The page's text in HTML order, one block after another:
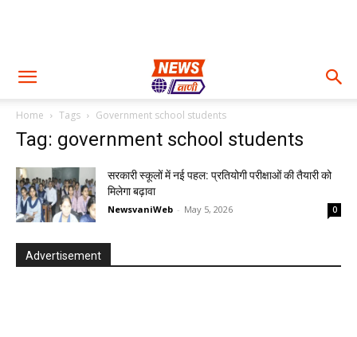
Home Tags Government school students
Tag: government school students
सरकारी स्कूलों में नई पहल: प्रतियोगी परीक्षाओं की तैयारी को
मिलेगा बढ़ावा
NewsvaniWeb - May 5, 2026 0
Advertisement